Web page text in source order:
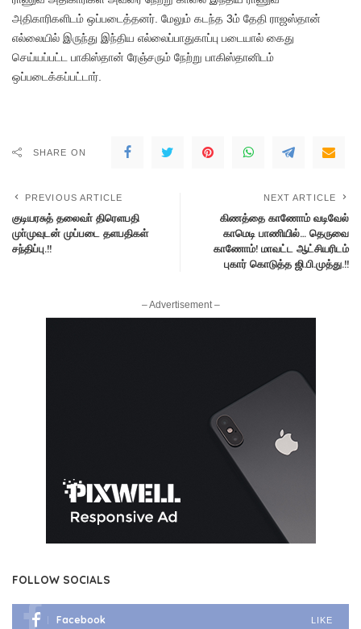
அதிகாரிகளிடம் ஒப்படைத்தனர். மேலும் கடந்த 3ம் தேதி ராஜஸ்தான்
எல்லையில் இருந்து இந்திய எல்லைப்பாதுகாப்பு படையால் கைது
செய்யப்பட்ட பாகிஸ்தான் ரேஞ்சரும் நேற்று பாகிஸ்தானிடம்
ஒப்படைக்கப்பட்டார்.
SHARE ON
PREVIOUS ARTICLE
குடியரசுத் தலைவா் திரெளபதி
முா்முவுடன் முப்படை தளபதிகள்
சந்திப்பு.!!
NEXT ARTICLE
கிணத்தை காணோம் வடிவேல்
காமெடி பாணியில்… தெருவை
காணோம்! மாவட்ட ஆட்சியரிடம்
புகார் கொடுத்த ஜி.பி.முத்து.!!
– Advertisement –
FOLLOW SOCIALS
Facebook LIKE